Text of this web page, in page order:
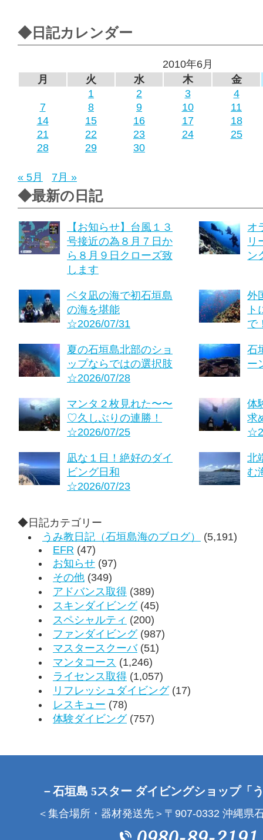
◆日記カレンダー
2010年6月
月
火 水 木
金
1
2 3
4
7
8 9 10
11
14
15 16 17
18
21
22 23 24
25
28
29 30
« 5月 7月 »
◆最新の日記
【お知らせ】台風１３
号接近の為８月７日か
ら８月９日クローズ致
します
オ
リ
ン
ベタ凪の海で初石垣島
の海を堪能
☆2026/07/31
外
ト
で
夏の石垣島北部のショ
ップならではの選択肢
☆2026/07/28
石
ー
マンタ２枚見れた〜〜
♡久しぶりの連勝！
☆2026/07/25
体
求
凪な１日！絶好のダイ
ビング日和
☆2026/07/23
北
む
◆日記カテゴリー
うみ教日記（石垣島海のブログ）
(5,191)
EFR (47)
お知らせ (97)
その他 (349)
アドバンス取得 (389)
スキンダイビング(45)
スペシャルティ (200)
ファンダイビング(987)
マスタースクーバ(51)
マンタコース (1,246)
ライセンス取得 (1,057)
リフレッシュダイビング(17)
レスキュー (78)
体験ダイビング(757)
－石垣島 5スター ダイビングショップ「
＜集合場所・器材発送先＞〒907-0332 沖縄県